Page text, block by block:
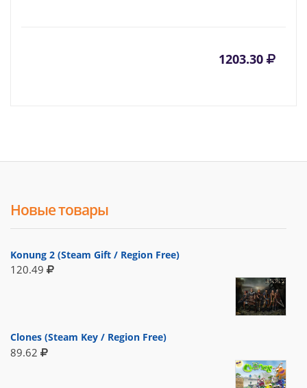
1203.30
Новые товары
Konung 2 (Steam Gift / Region Free)
120.49
Clones (Steam Key / Region Free)
89.62